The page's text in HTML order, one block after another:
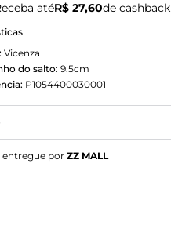
atéR$ 27,60de cashback
Vicenza
do salto: 9.5cm
P1054400030001
Pandora Dourado
entregue por ZZ MALL